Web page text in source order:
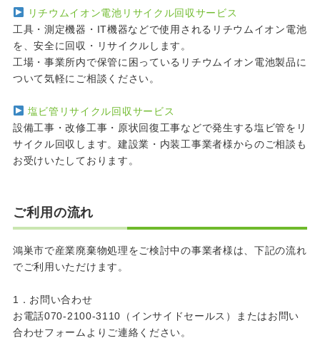
リチウムイオン電池リサイクル回収サービス
工具・測定機器・IT機器などで使用されるリチウムイオン電池
を、安全に回収・リサイクルします。
工場・事業所内で保管に困っているリチウムイオン電池製品に
ついて気軽にご相談ください。
塩ビ管リサイクル回収サービス
設備工事・改修工事・原状回復工事などで発生する塩ビ管をリ
サイクル回収します。建設業・内装工事業者様からのご相談も
お受けいたしております。
ご利用の流れ
鴻巣市で産業廃棄物処理をご検討中の事業者様は、下記の流れ
でご利用いただけます。
1．お問い合わせ
お電話070-2100-3110（インサイドセールス）またはお問い
合わせフォームよりご連絡ください。